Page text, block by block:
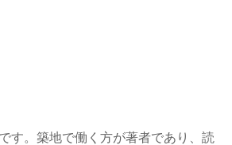
す。築地で働く方が著者であり、読